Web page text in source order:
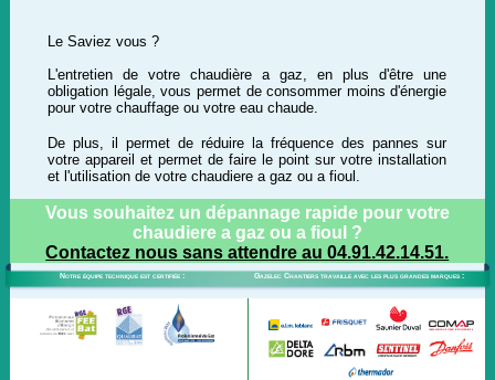
Le Saviez vous ?
L'entretien de votre chaudière a gaz, en plus d'être une
obligation légale, vous permet de consommer moins d'énergie
pour votre chauffage ou votre eau chaude.
De plus, il permet de réduire la fréquence des pannes sur
votre appareil et permet de faire le point sur votre installation
et l'utilisation de votre chaudiere a gaz ou a fioul.
Vous souhaitez un dépannage rapide pour votre
chaudiere a gaz ou a fioul ?
Contactez nous sans attendre au 04.91.42.14.51.
Notre équipe technique est certifiée : Gazelec Chantiers travaille avec les plus grandes marques :